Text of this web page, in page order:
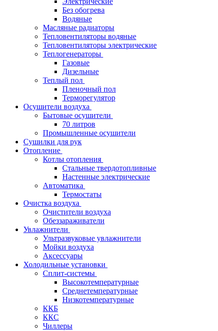
Без обогрева
Водяные
Масляные радиаторы
Тепловентиляторы водяные
Тепловентиляторы электрические
Теплогенераторы
Газовые
Дизельные
Теплый пол
Пленочный пол
Терморегулятор
Осушители воздуха
Бытовые осушители
70 литров
Промышленные осушители
Сушилки для рук
Отопление
Котлы отопления
Стальные твердотопливные
Настенные электрические
Автоматика
Термостаты
Очистка воздуха
Очистители воздуха
Обеззараживатели
Увлажнители
Ультразвуковые увлажнители
Мойки воздуха
Аксессуары
Холодильные установки
Сплит-системы
Высокотемпературные
Среднетемпературные
Низкотемпературные
ККБ
ККС
Чиллеры